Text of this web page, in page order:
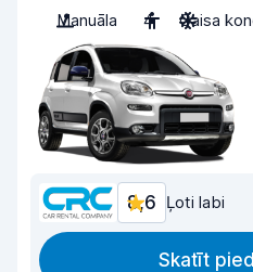
Manuāla
4 Gaisa
8,6 Ļoti labi
Skatīt